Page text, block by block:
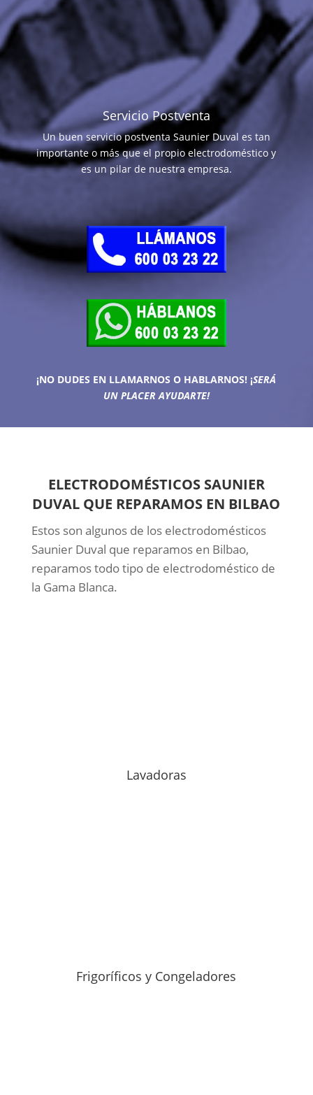
Servicio Postventa
Un buen servicio postventa Saunier Duval es tan
importante o más que el propio electrodoméstico y
es un pilar de nuestra empresa.
¡NO DUDES EN LLAMARNOS O HABLARNOS! ¡SERÁ
UN PLACER AYUDARTE!
ELECTRODOMÉSTICOS SAUNIER
DUVAL QUE REPARAMOS EN BILBAO
Estos son algunos de los electrodomésticos
Saunier Duval que reparamos en Bilbao,
reparamos todo tipo de electrodoméstico de
la Gama Blanca.
Lavadoras
Frigoríficos y Congeladores